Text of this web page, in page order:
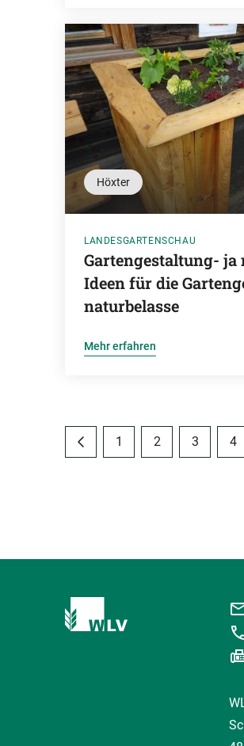
Höxter
LANDESGARTENSCHAU
Gartengestaltung-
Ideen für die
naturbelasse
Mehr erfahren
1 2 3 4